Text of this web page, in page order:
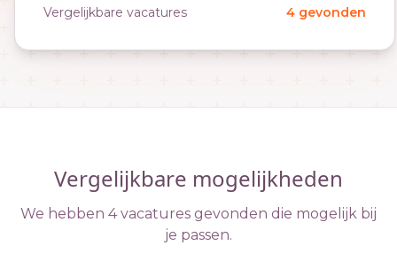
Vergelijkbare vacatures 4 gevonden
Vergelijkbare mogelijkheden
We hebben 4 vacatures gevonden die mogelijk bij
je passen.